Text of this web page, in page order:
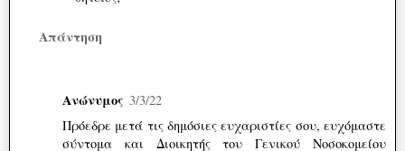
Απάντηση
Ανώνυμος 3/3/22
Πρόεδρε μετά τις δημόσιες ευχαριστίες σου, ευχόμαστε
σύντομα και Διοικητής του Γενικού Νοσοκομείου